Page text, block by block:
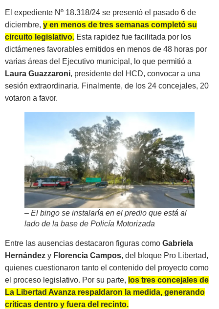
El expediente Nº 18.318/24 se presentó el pasado 6 de
diciembre, y en menos de tres semanas completó su
circuito legislativo. Esta rapidez fue facilitada por los
dictámenes favorables emitidos en menos de 48 horas por
varias áreas del Ejecutivo municipal, lo que permitió a
Laura Guazzaroni, presidente del HCD, convocar a una
sesión extraordinaria. Finalmente, de los 24 concejales, 20
votaron a favor.
– El bingo se instalaría en el predio que está al
lado de la base de Policía Motorizada
Entre las ausencias destacaron figuras como Gabriela
Hernández y Florencia Campos, del bloque Pro Libertad,
quienes cuestionaron tanto el contenido del proyecto como
el proceso legislativo. Por su parte, los tres concejales de
La Libertad Avanza respaldaron la medida, generando
críticas dentro y fuera del recinto.